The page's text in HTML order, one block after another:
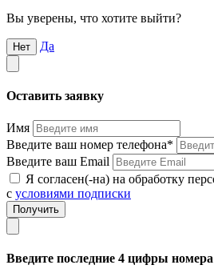
Вы уверены, что хотите выйти?
Нет Да
Оставить заявку
Имя
Введите ваш номер телефона*
Введите ваш Email
Я согласен(-на) на обработку
с условиями подписки
Введите последние 4 цифры